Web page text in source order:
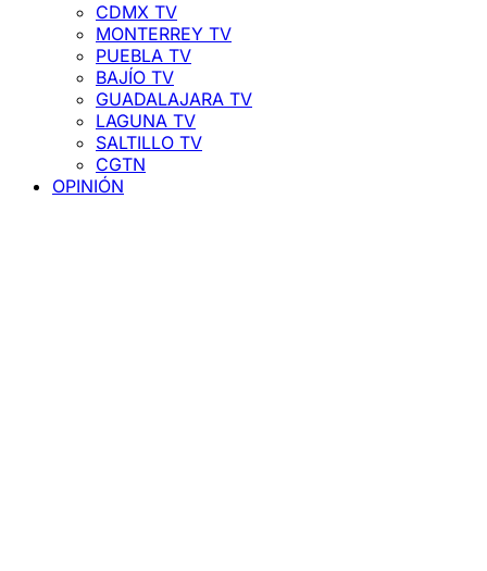
CDMX TV
MONTERREY TV
PUEBLA TV
BAJÍO TV
GUADALAJARA TV
LAGUNA TV
SALTILLO TV
CGTN
OPINIÓN